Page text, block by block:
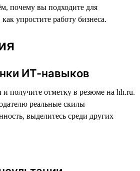
почему вы подходите для
упростите работу бизнеса.
ИТ-навыков
получите отметку в резюме на hh.ru.
реальные скилы
выделитесь среди других